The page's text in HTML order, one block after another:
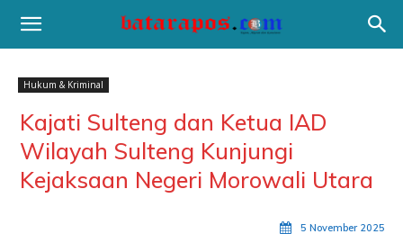
Hukum & Kriminal
Kajati Sulteng dan Ketua IAD
Wilayah Sulteng Kunjungi
Kejaksaan Negeri Morowali Utara
5 November 2025